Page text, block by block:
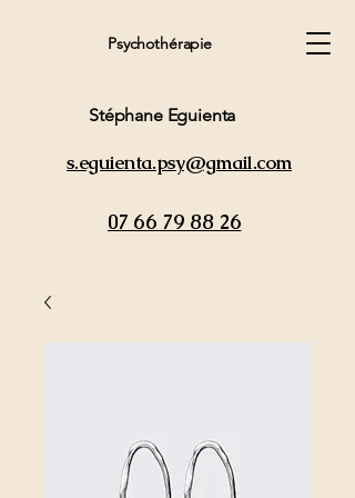
Psychothérapie
Stéphane Eguienta
07 66 79 88 26
s.eguienta.psy@gmail.com